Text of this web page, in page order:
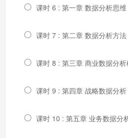
课时 6 : 第一章 数据分析思维
课时 7 : 第二章 数据分析方法
课时 8 : 第三章 商业数据分析
课时 9 : 第四章 战略数据分析
课时 10 : 第五章 业务数据分